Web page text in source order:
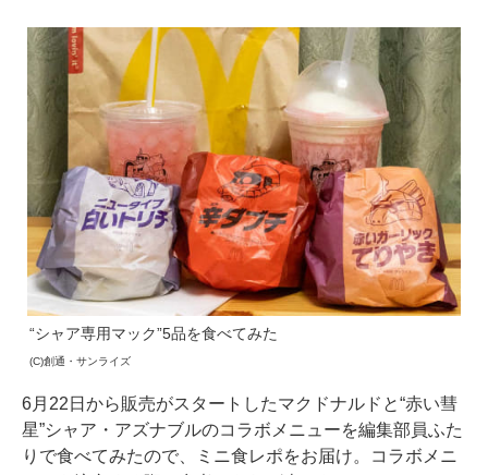
“シャア専用マック”5品を食べてみた
(C)創通・サンライズ
6月22日から販売がスタートしたマクドナルドと“赤い彗
星”シャア・アズナブルのコラボメニューを編集部員ふた
りで食べてみたので、ミニ食レポをお届け。コラボメニ